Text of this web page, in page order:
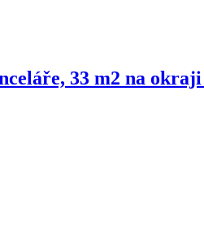
33 m2 na